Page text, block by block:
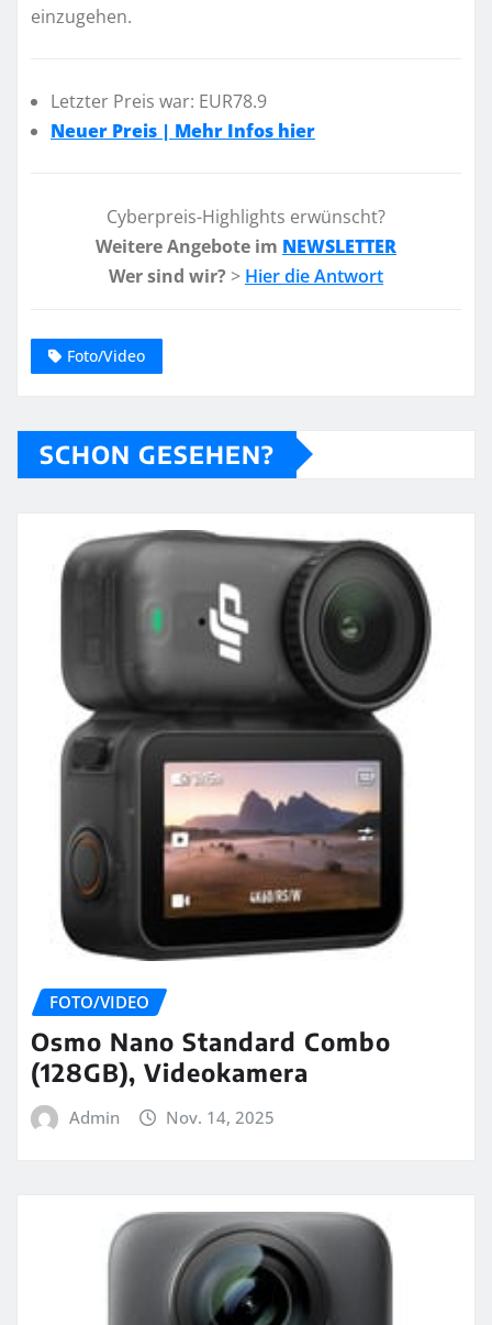
einzugehen.
Letzter Preis war: EUR78.9
Neuer Preis | Mehr Infos hier
Cyberpreis-Highlights erwünscht?
Weitere Angebote im NEWSLETTER
Wer sind wir? > Hier die Antwort
Foto/Video
SCHON GESEHEN?
FOTO/VIDEO
Osmo Nano Standard Combo
(128GB), Videokamera
Admin Nov. 14, 2025